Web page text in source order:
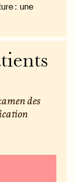
: une
des